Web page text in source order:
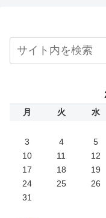
月 火 水
3
4 5
10
11 12
17
18 19
24
25 26
31